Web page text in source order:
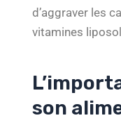
d’aggraver les
vitamines
son